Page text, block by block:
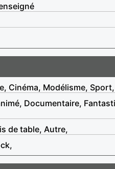
Cinéma, Modélisme, Sport,
Documentaire,
de table, Autre,